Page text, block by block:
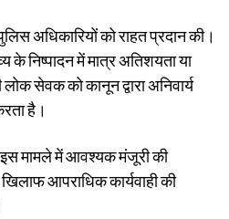
अधिकारियों को राहत प्रदान की।
के निष्पादन में मात्र अतिशयता या
सेवक को कानून द्वारा अनिवार्य
है।
इस मामले में आवश्यक मंजूरी की
आपराधिक कार्यवाही की